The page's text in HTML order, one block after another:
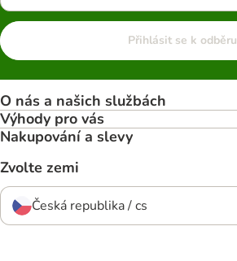
Přihlásit se k odběru
O nás a našich službách
Výhody pro vás
Nakupování a slevy
Zvolte zemi
Česká republika / cs